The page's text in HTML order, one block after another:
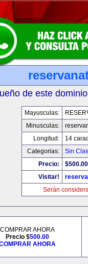
de este
Mayusculas:
Minusculas:
Longitud:
14
Categorias:
Sin
Precio:
$500.00
Visitar!
Serán
COMPRAR AHORA
Precio $500.00
AHORA